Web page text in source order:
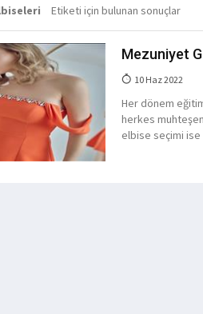
Etiketi için bulunan sonuçlar
Mezuniyet
10 Haz 2022
Her dönem
herkes
elbise seçimi